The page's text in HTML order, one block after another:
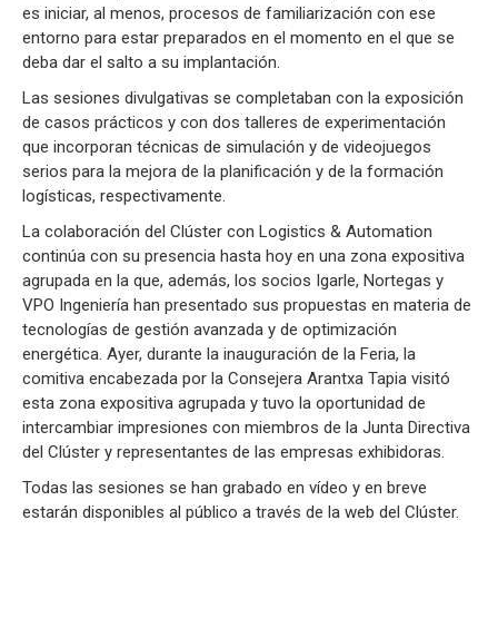
es iniciar, al menos, procesos de familiarización con ese
entorno para estar preparados en el momento en el que se
deba dar el salto a su implantación.
Las sesiones divulgativas se completaban con la exposición
de casos prácticos y con dos talleres de experimentación
que incorporan técnicas de simulación y de videojuegos
serios para la mejora de la planificación y de la formación
logísticas, respectivamente.
La colaboración del Clúster con Logistics & Automation
continúa con su presencia hasta hoy en una zona expositiva
agrupada en la que, además, los socios Igarle, Nortegas y
VPO Ingeniería han presentado sus propuestas en materia de
tecnologías de gestión avanzada y de optimización
energética. Ayer, durante la inauguración de la Feria, la
comitiva encabezada por la Consejera Arantxa Tapia visitó
esta zona expositiva agrupada y tuvo la oportunidad de
intercambiar impresiones con miembros de la Junta Directiva
del Clúster y representantes de las empresas exhibidoras.
Todas las sesiones se han grabado en vídeo y en breve
estarán disponibles al público a través de la web del Clúster.